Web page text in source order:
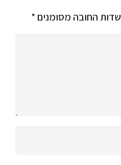
שדות החובה מסומנים *